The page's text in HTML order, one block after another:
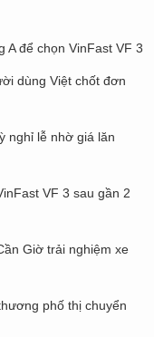
A để chọn VinFast VF 3
dùng Việt chốt đơn
nghỉ lễ nhờ giá lăn
VF 3 sau gần 2
Giờ trải nghiệm xe
phố thị chuyển